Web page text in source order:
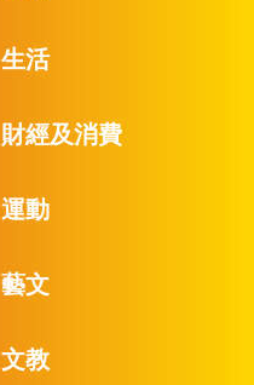
生活
財經及消費
運動
藝文
文教